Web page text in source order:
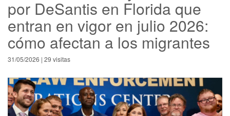
por DeSantis en Florida que
entran en vigor en julio 2026:
cómo afectan a los migrantes
31/05/2026 | 29 visitas